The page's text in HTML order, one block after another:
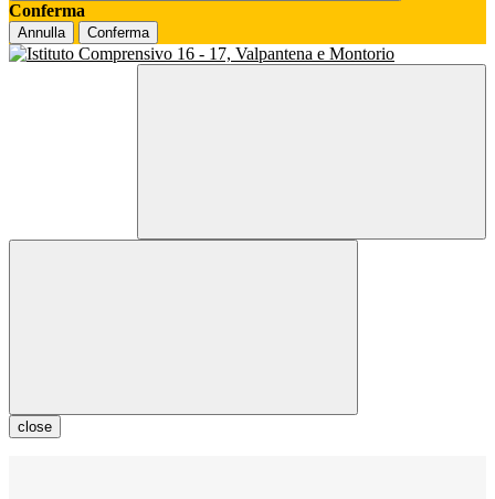
Conferma
Annulla Conferma
close